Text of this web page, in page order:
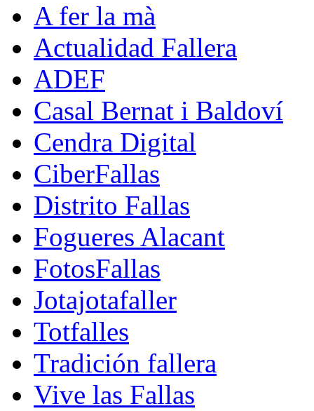
A fer la mà
Actualidad Fallera
ADEF
Casal Bernat i Baldoví
Cendra Digital
CiberFallas
Distrito Fallas
Fogueres Alacant
FotosFallas
Jotajotafaller
Totfalles
Tradición fallera
Vive las Fallas